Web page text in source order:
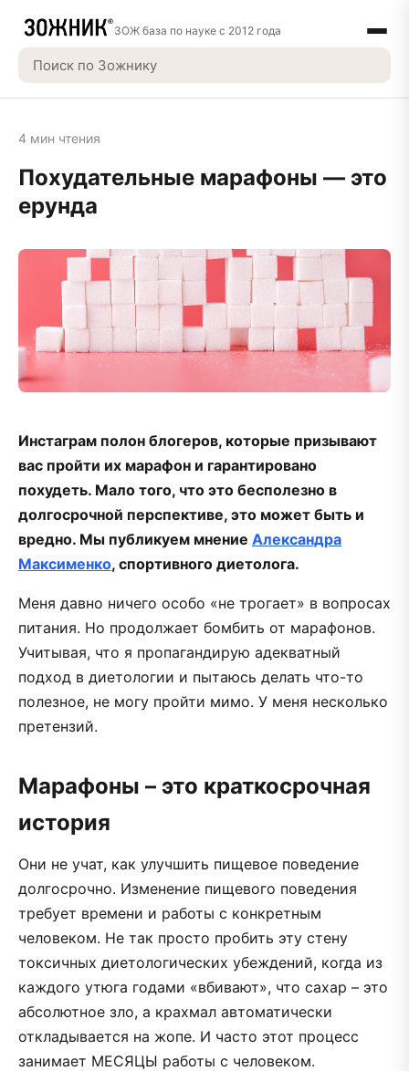
ЗОЖ база по науке с 2012 года
4 мин чтения
Похудательные марафоны — это
ерунда
Инстаграм полон блогеров, которые призывают
вас пройти их марафон и гарантировано
похудеть. Мало того, что это бесполезно в
долгосрочной перспективе, это может быть и
вредно. Мы публикуем мнение Александра
Максименко, спортивного диетолога.
Меня давно ничего особо «не трогает» в вопросах
питания. Но продолжает бомбить от марафонов.
Учитывая, что я пропагандирую адекватный
подход в диетологии и пытаюсь делать что-то
полезное, не могу пройти мимо. У меня несколько
претензий.
Марафоны – это краткосрочная
история
Они не учат, как улучшить пищевое поведение
долгосрочно. Изменение пищевого поведения
требует времени и работы с конкретным
человеком. Не так просто пробить эту стену
токсичных диетологических убеждений, когда из
каждого утюга годами «вбивают», что сахар – это
абсолютное зло, а крахмал автоматически
откладывается на жопе. И часто этот процесс
занимает МЕСЯЦЫ работы с человеком.